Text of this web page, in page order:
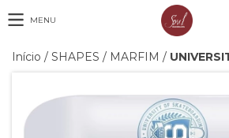
MENU
Início / SHAPES / MARFIM /